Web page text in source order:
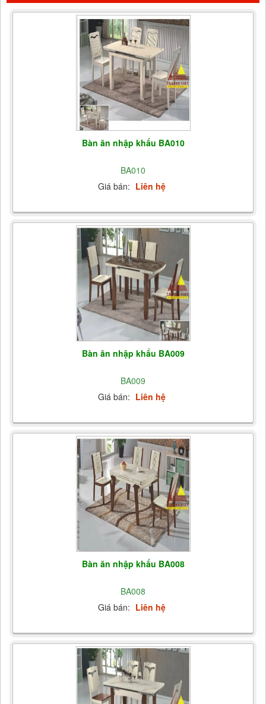
Bàn ăn nhập khẩu BA010
BA010
Giá bán: Liên hệ
Bàn ăn nhập khẩu BA009
BA009
Giá bán: Liên hệ
Bàn ăn nhập khẩu BA008
BA008
Giá bán: Liên hệ